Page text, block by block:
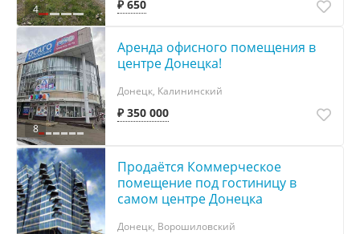
4 ₽ 650
8
Аренда офисного помещения в
центре Донецка!
₽ 350 000
Донецк, Калининский
Продаётся Коммерческое
помещение под гостиницу в
самом центре Донецка
Донецк, Ворошиловский